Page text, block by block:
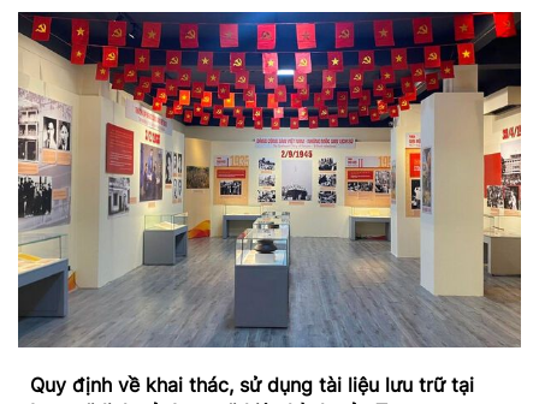
Quy định về khai thác, sử dụng tài liệu lưu trữ tại